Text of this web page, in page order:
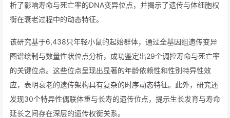
析了影响寿命与死亡率的DNA变异位点，并揭示了遗传与体细胞权
衡在衰老过程中的动态特征。
该研究基于6,438只年轻小鼠的起始群体，通过全基因组遗传变异
图谱绘制与数量性状位点分析，成功鉴定出29个调控寿命与死亡率
的关键位点。这些位点呈现出显著的年龄依赖性和性别特异性效
应，表明衰老的遗传架构具有复杂的时序动态特征。此外，研究还
发现30个特异性偶联体重与长寿的遗传位点，提示生长发育与寿命
延长之间存在深层的遗传权衡关系。